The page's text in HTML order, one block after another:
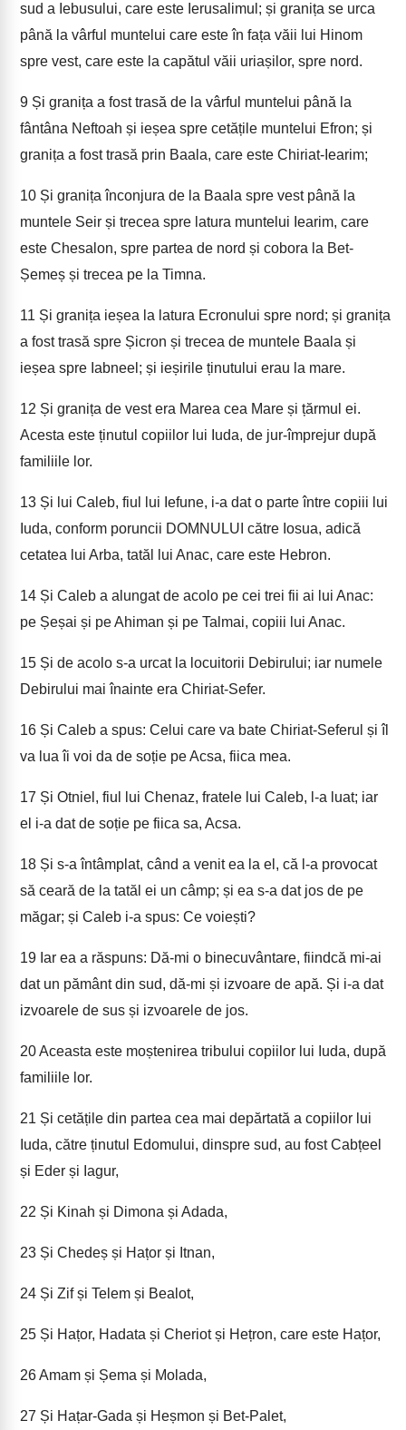
sud a Iebusului, care este Ierusalimul; și granița se urca
până la vârful muntelui care este în fața văii lui Hinom
spre vest, care este la capătul văii uriașilor, spre nord.
9 Și granița a fost trasă de la vârful muntelui până la
fântâna Neftoah și ieșea spre cetățile muntelui Efron; și
granița a fost trasă prin Baala, care este Chiriat-Iearim;
10 Și granița înconjura de la Baala spre vest până la
muntele Seir și trecea spre latura muntelui Iearim, care
este Chesalon, spre partea de nord și cobora la Bet-
Șemeș și trecea pe la Timna.
11 Și granița ieșea la latura Ecronului spre nord; și granița
a fost trasă spre Șicron și trecea de muntele Baala și
ieșea spre Iabneel; și ieșirile ținutului erau la mare.
12 Și granița de vest era Marea cea Mare și țărmul ei.
Acesta este ținutul copiilor lui Iuda, de jur-împrejur după
familiile lor.
13 Și lui Caleb, fiul lui Iefune, i-a dat o parte între copiii lui
Iuda, conform poruncii DOMNULUI către Iosua, adică
cetatea lui Arba, tatăl lui Anac, care este Hebron.
14 Și Caleb a alungat de acolo pe cei trei fii ai lui Anac:
pe Șeșai și pe Ahiman și pe Talmai, copiii lui Anac.
15 Și de acolo s-a urcat la locuitorii Debirului; iar numele
Debirului mai înainte era Chiriat-Sefer.
16 Și Caleb a spus: Celui care va bate Chiriat-Seferul și îl
va lua îi voi da de soție pe Acsa, fiica mea.
17 Și Otniel, fiul lui Chenaz, fratele lui Caleb, l-a luat; iar
el i-a dat de soție pe fiica sa, Acsa.
18 Și s-a întâmplat, când a venit ea la el, că l-a provocat
să ceară de la tatăl ei un câmp; și ea s-a dat jos de pe
măgar; și Caleb i-a spus: Ce voiești?
19 Iar ea a răspuns: Dă-mi o binecuvântare, fiindcă mi-ai
dat un pământ din sud, dă-mi și izvoare de apă. Și i-a dat
izvoarele de sus și izvoarele de jos.
20Aceasta este moștenirea tribului copiilor lui Iuda, după
familiile lor.
21 Și cetățile din partea cea mai depărtată a copiilor lui
Iuda, către ținutul Edomului, dinspre sud, au fost Cabțeel
și Eder și Iagur,
22 Și Kinah și Dimona și Adada,
23 Și Chedeș și Hațor și Itnan,
24 Și Zif și Telem și Bealot,
25 Și Hațor, Hadata și Cheriot și Hețron, care este Hațor,
26Amam și Șema și Molada,
27 Și Hațar-Gada și Heșmon și Bet-Palet,